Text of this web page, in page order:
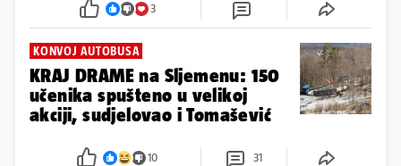
3
KONVOJ AUTOBUSA
KRAJ DRAME na Sljemenu: 150
učenika spušteno u velikoj
akciji, sudjelovao i Tomašević
10 31